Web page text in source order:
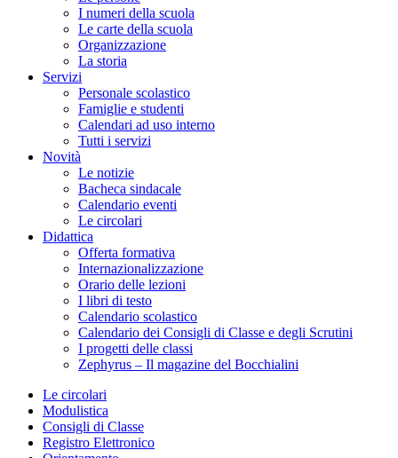
I numeri della scuola
Le carte della scuola
Organizzazione
La storia
Servizi
Personale scolastico
Famiglie e studenti
Calendari ad uso interno
Tutti i servizi
Novità
Le notizie
Bacheca sindacale
Calendario eventi
Le circolari
Didattica
Offerta formativa
Internazionalizzazione
Orario delle lezioni
I libri di testo
Calendario scolastico
Calendario dei Consigli di Classe e degli Scrutini
I progetti delle classi
Zephyrus – Il magazine del Bocchialini
Le circolari
Modulistica
Consigli di Classe
Registro Elettronico